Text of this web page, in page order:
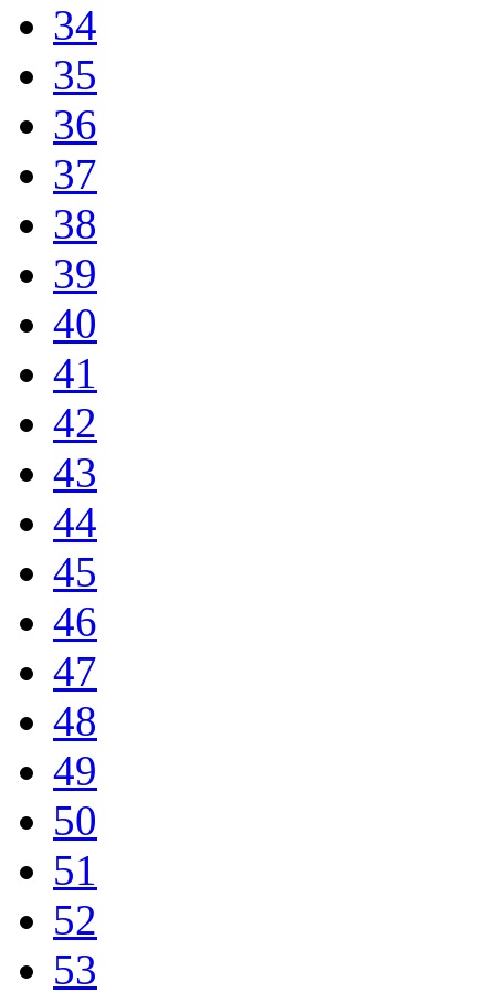
34
35
36
37
38
39
40
41
42
43
44
45
46
47
48
49
50
51
52
53